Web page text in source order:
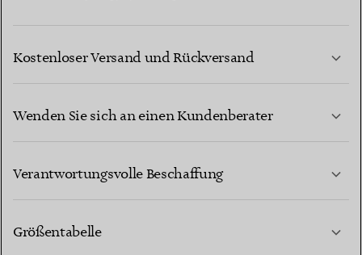
Kostenloser Versand und Rückversand
Wenden Sie sich an einen Kundenberater
Verantwortungsvolle Beschaffung
Größentabelle